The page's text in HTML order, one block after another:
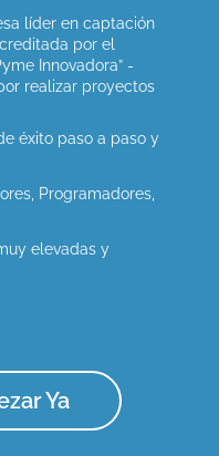
líder en captación
por el
Innovadora” -
realizar proyectos
éxito paso a paso y
Programadores,
elevadas y
Ya